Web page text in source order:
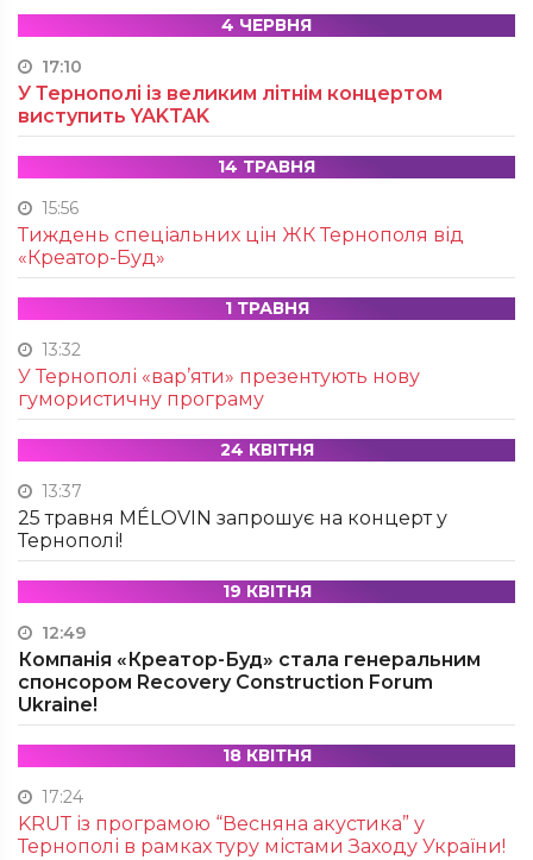
4 ЧЕРВНЯ
17:10
У Тернополі із великим літнім концертом
виступить YAKTAK
14 ТРАВНЯ
15:56
Тиждень спеціальних цін ЖК Тернополя від
«Креатор-Буд»
1 ТРАВНЯ
13:32
У Тернополі «вар’яти» презентують нову
гумористичну програму
24 КВІТНЯ
13:37
25 травня MÉLOVIN запрошує на концерт у
Тернополі!
19 КВІТНЯ
12:49
Компанія «Креатор-Буд» стала генеральним
спонсором Recovery Construction Forum
Ukraine!
18 КВІТНЯ
17:24
KRUТ із програмою “Весняна акустика” у
Тернополі в рамках туру містами Заходу України!